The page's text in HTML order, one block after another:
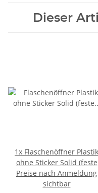
Dieser
1x Flaschenöffner Plastik
ohne Sticker Solid (feste
Füllung)
Preise nach Anmeldung
sichtbar